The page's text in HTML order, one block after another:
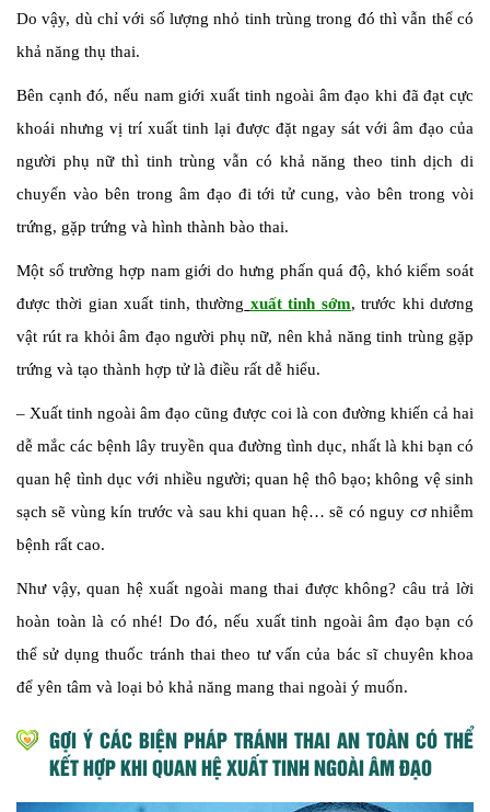
Do vậy, dù chỉ với số lượng nhỏ tinh trùng trong đó thì vẫn thể có
khả năng thụ thai.
Bên cạnh đó, nếu nam giới xuất tinh ngoài âm đạo khi đã đạt cực
khoái nhưng vị trí xuất tinh lại được đặt ngay sát với âm đạo của
người phụ nữ thì tinh trùng vẫn có khả năng theo tinh dịch di
chuyển vào bên trong âm đạo đi tới tử cung, vào bên trong vòi
trứng, gặp trứng và hình thành bào thai.
Một số trường hợp nam giới do hưng phấn quá độ, khó kiểm soát
được thời gian xuất tinh, thường xuất tinh sớm, trước khi dương
vật rút ra khỏi âm đạo người phụ nữ, nên khả năng tinh trùng gặp
trứng và tạo thành hợp tử là điều rất dễ hiểu.
– Xuất tinh ngoài âm đạo cũng được coi là con đường khiến cả hai
dễ mắc các bệnh lây truyền qua đường tình dục, nhất là khi bạn có
quan hệ tình dục với nhiều người; quan hệ thô bạo; không vệ sinh
sạch sẽ vùng kín trước và sau khi quan hệ… sẽ có nguy cơ nhiễm
bệnh rất cao.
Như vậy, quan hệ xuất ngoài mang thai được không? câu trả lời
hoàn toàn là có nhé! Do đó, nếu xuất tinh ngoài âm đạo bạn có
thể sử dụng thuốc tránh thai theo tư vấn của bác sĩ chuyên khoa
để yên tâm và loại bỏ khả năng mang thai ngoài ý muốn.
GỢI Ý CÁC BIỆN PHÁP TRÁNH THAI AN TOÀN CÓ THỂ
KẾT HỢP KHI QUAN HỆ XUẤT TINH NGOÀI ÂM ĐẠO